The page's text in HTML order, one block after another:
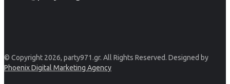
© Copyright 2026, party971.gr. All Rights Reserved. Designed by
Phoenix Digital Marketing Agency